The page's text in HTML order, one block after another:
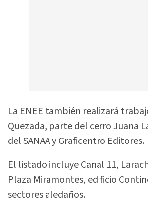
La ENEE también realizará
Quezada, parte del cerro Juana
del SANAA y Graficentro Editores.
El listado incluye Canal 11,
Plaza Miramontes, edificio
sectores aledaños.